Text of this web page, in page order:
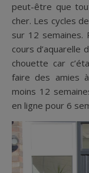
peut-être que
cher. Les cycles
sur 12 semaines.
cours d’aquarelle
chouette car
faire des amies
moins 12
en ligne pour 6